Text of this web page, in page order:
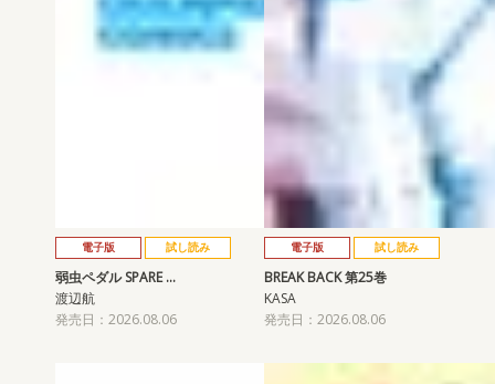
電子版 試し読み
弱虫ペダル SPARE …
渡辺航
発売日：2026.08.06
電子版 試し読み
BREAK BACK 第25巻
KASA
発売日：2026.08.06